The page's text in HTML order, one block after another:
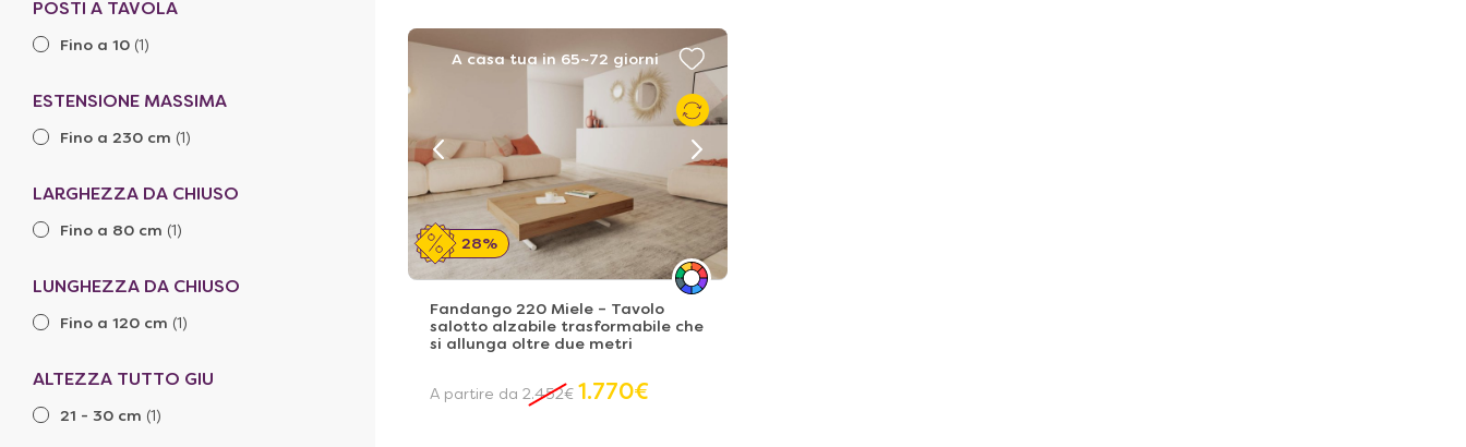
POSTI A TAVOLA
Fino a 10 (1)
ESTENSIONE MASSIMA
Fino a 230 cm (1)
LARGHEZZA DA CHIUSO
Fino a 80 cm (1)
LUNGHEZZA DA CHIUSO
Fino a 120 cm (1)
ALTEZZA TUTTO GIU
21 - 30 cm (1)
A casa tua in 65~72 giorni
28%
Fandango 220 Miele – Tavolo
salotto alzabile trasformabile che
si allunga oltre due metri
A partire da 2.452€ 1.770€